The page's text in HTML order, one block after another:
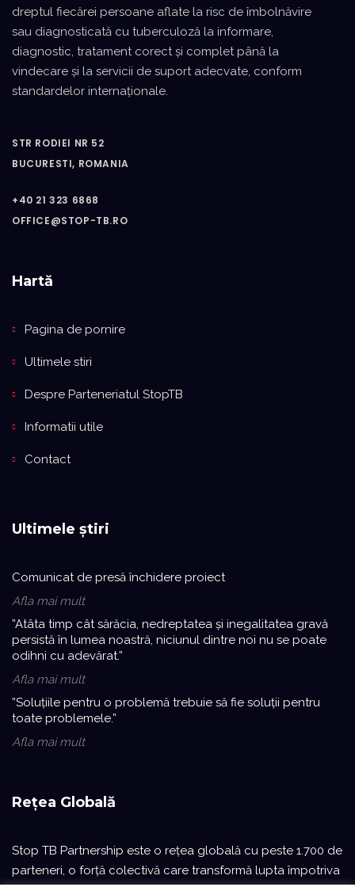
dreptul fiecărei persoane aflate la risc de îmbolnăvire
sau diagnosticată cu tuberculoză la informare,
diagnostic, tratament corect şi complet până la
vindecare şi la servicii de suport adecvate, conform
standardelor internaţionale.
STR RODIEI NR 52
BUCURESTI, ROMANIA
+40 21 323 6868
OFFICE@STOP-TB.RO
Hartă
Pagina de pornire
Ultimele stiri
Despre Parteneriatul StopTB
Informatii utile
Contact
Ultimele știri
Comunicat de presă închidere proiect
Afla mai mult
”Atâta timp cât sărăcia, nedreptatea și inegalitatea gravă
persistă în lumea noastră, niciunul dintre noi nu se poate
odihni cu adevărat.”
Afla mai mult
”Soluțiile pentru o problemă trebuie să fie soluții pentru
toate problemele.”
Afla mai mult
Rețea Globală
Stop TB Partnership este o reţea globală cu peste 1.700 de
parteneri, o forță colectivă care transformă lupta împotriva